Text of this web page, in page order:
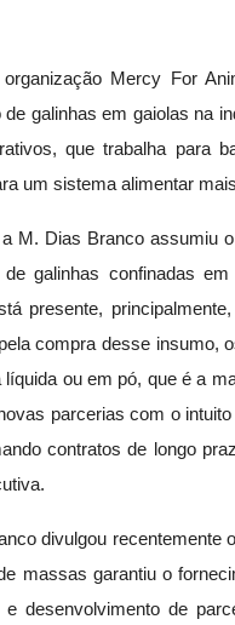
Mercy For
de galinhas em gaiolas na
que trabalha para
um sistema alimentar
M. Dias Branco assumiu
de galinhas confinadas
presente,
compra desse insumo,
líquida ou em pó, que é a
parcerias com o
contratos de longo
divulgou recentemente
massas garantiu o
e desenvolvimento de